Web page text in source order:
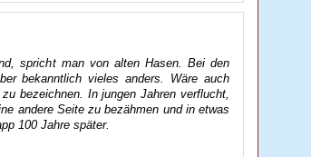
spricht man von alten Hasen. Bei den
bekanntlich vieles anders. Wäre auch
bezeichnen. In jungen Jahren verflucht,
andere Seite zu bezähmen und in etwas
100 Jahre später.